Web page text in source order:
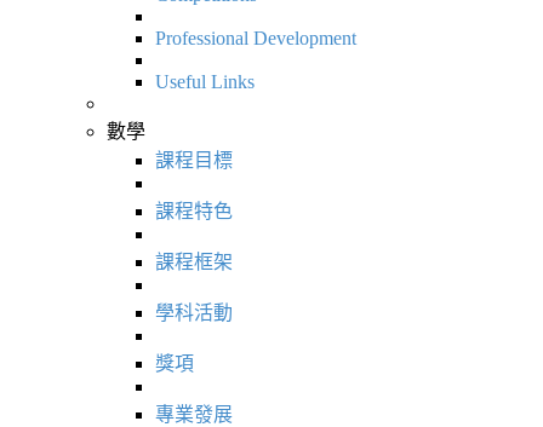
Professional Development
Useful Links
數學
課程目標
課程特色
課程框架
學科活動
獎項
專業發展